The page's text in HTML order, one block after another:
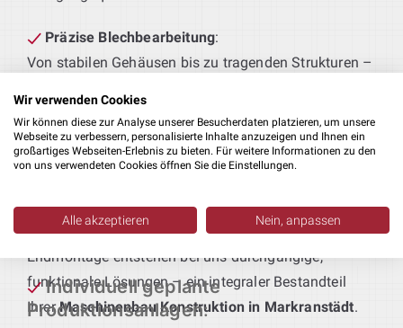
Präzise Blechbearbeitung:
Von stabilen Gehäusen bis zu tragenden Strukturen –
abgestimmt sind.
Sie definieren das Produkt – wir liefern die passende
Anlagentechnik. Von der Vorfertigung bis zur
Endmontage entstehen bei uns durchgängige,
funktionale Lösungen – ein integraler Bestandteil
IhrerMaschinenbau Konstruktion in Markranstädt.
Individuell geplante
Produktionsanlagen:
Wir verwenden Cookies
Wir können diese zur Analyse unserer Besucherdaten platzieren, um unsere
Webseite zu verbessern, personalisierte Inhalte anzuzeigen und Ihnen ein
großartiges Webseiten-Erlebnis zu bieten. Für weitere Informationen zu den
von uns verwendeten Cookies öffnen Sie die Einstellungen.
Alle akzeptieren Nein, anpassen